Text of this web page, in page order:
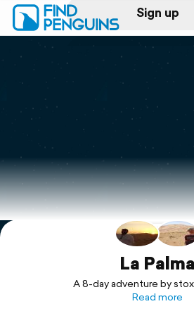
Sign up
Log in
Print a book
Flyover video
Explore
La Palma
A 8-day adventure by
Read more